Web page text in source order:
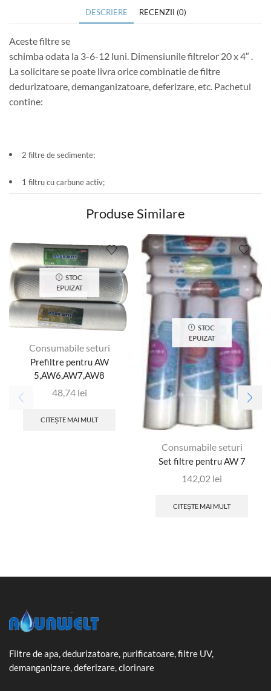
DESCRIERE RECENZII (0)
Aceste filtre se
schimba odata la 3-6-12 luni. Dimensiunile filtrelor 20 x 4″ .
La solicitare se poate livra orice combinatie de filtre
dedurizatoare, demanganizatoare, deferizare, etc. Pachetul
contine:
2 filtre de sedimente;
1 filtru cu carbune activ;
Produse Similare
STOC
EPUIZAT
Consumabile seturi
Prefiltre pentru AW
5,AW6,AW7,AW8
48,74 lei
CITEȘTE MAI MULT
STOC
EPUIZAT
Consumabile seturi
Set filtre pentru AW 7
142,02 lei
CITEȘTE MAI MULT
Filtre de apa, dedurizatoare, purificatoare, filtre UV,
demanganizare, deferizare, clorinare